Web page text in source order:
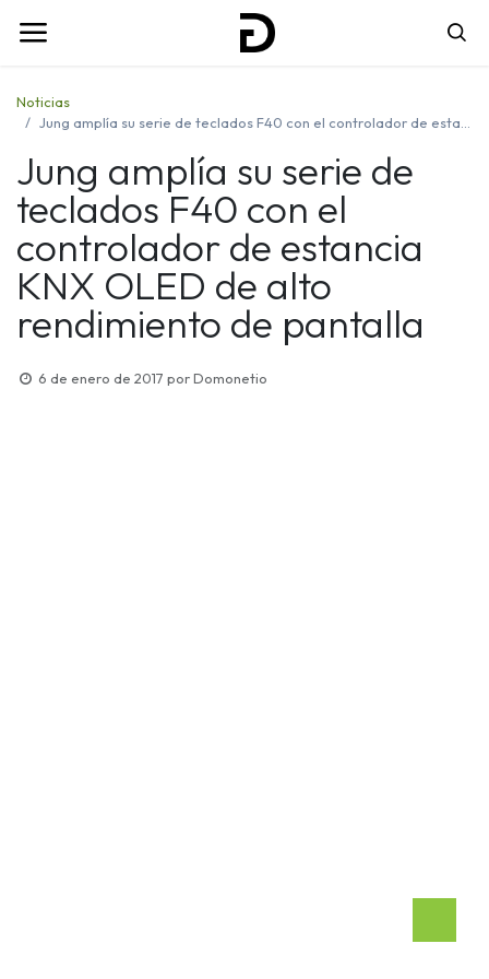
Noticias
Jung amplía su serie de teclados F40 con el controlador de estancia KNX OLED de alto rendimiento de pantalla
Jung amplía su serie de
teclados F40 con el
controlador de estancia
KNX OLED de alto
rendimiento de pantalla
6 de enero de 2017 porDomonetio